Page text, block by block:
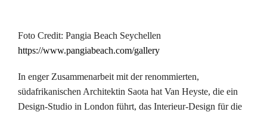
Foto Credit: Pangia Beach Seychellen
https://www.pangiabeach.com/gallery
In enger Zusammenarbeit mit der renommierten,
südafrikanischen Architektin Saota hat Van Heyste, die ein
Design-Studio in London führt, das Interieur-Design für die